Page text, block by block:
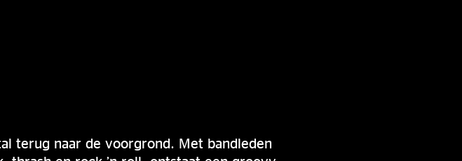
terug naar de voorgrond. Met bandleden